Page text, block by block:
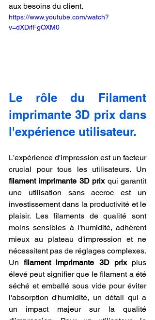
aux besoins du client.
https://www.youtube.com/watch?
v=dXDifFgOXM0
Le rôle du Filament
imprimante 3D prix dans
l'expérience utilisateur.
L'expérience d'impression est un facteur
filament imprimante 3D prix qui garantit
une utilisation sans accroc est un
investissement dans la productivité et le
plaisir. Les filaments de qualité sont
moins sensibles à l'humidité, adhèrent
mieux au plateau d'impression et ne
nécessitent pas de réglages complexes.
Un filament imprimante 3D prix plus
élevé peut signifier que le filament a été
séché et emballé sous vide pour éviter
l'absorption d'humidité, un détail qui a
un impact majeur sur la qualité